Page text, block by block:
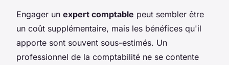
Engager un expert comptable peut sembler être
un coût supplémentaire, mais les bénéfices qu'il
apporte sont souvent sous-estimés. Un
professionnel de la comptabilité ne se contente